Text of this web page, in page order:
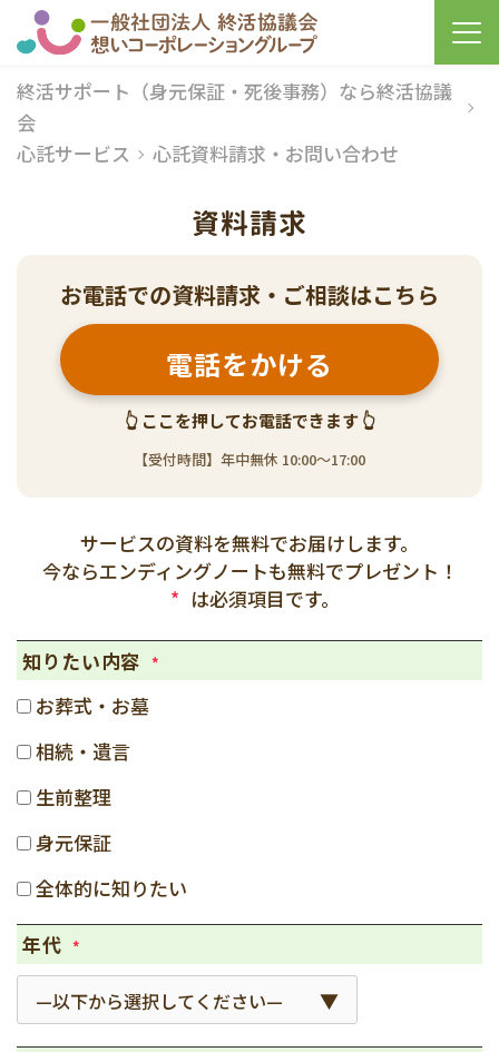
終活サポート（身元保証・死後事務）なら終活協議
会
心託サービス
心託資料請求・お問い合わせ
資料請求
お電話での資料請求・ご相談はこちら
電話をかける
👆 ここを押してお電話できます 👆
【受付時間】年中無休 10:00〜17:00
サービスの資料を無料でお届けします。
今ならエンディングノートも無料でプレゼント！
* は必須項目です。
知りたい内容 *
お葬式・お墓
相続・遺言
生前整理
身元保証
全体的に知りたい
年代 *